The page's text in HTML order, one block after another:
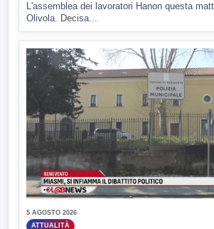
L'assemblea dei lavoratori Hanon questa
Olivola. Decisa...
5 AGOSTO 2026
ATTUALITÀ